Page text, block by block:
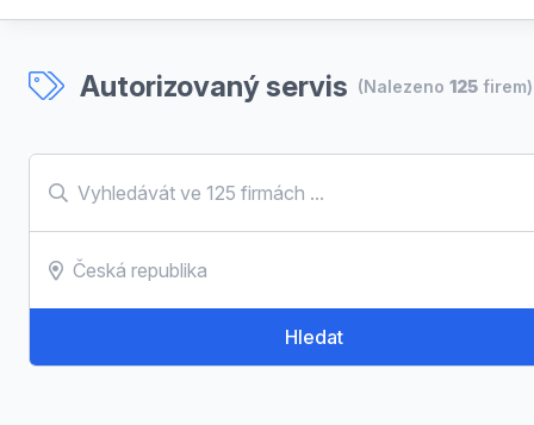
Autorizovaný servis (Nalezeno 125 firem)
Hledat